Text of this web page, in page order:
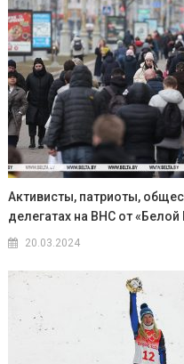
Активисты, патриоты,
делегатах на ВНС от «Белой
20.03.2024